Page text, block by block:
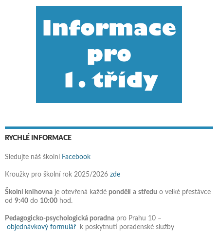
RYCHLÉ INFORMACE
Sledujte náš školní Facebook
Kroužky pro školní rok 2025/2026 zde
Školní knihovna je otevřená každé pondělí a středu o velké přestávce
od 9:40 do 10:00 hod.
Pedagogicko-psychologická poradna pro Prahu 10 –
objednávkový formulář k poskytnutí poradenské služby